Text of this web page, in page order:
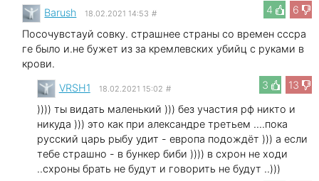
4
6
Barush 18.02.2021 14:53 #
Посочувстауй совку. страшнее страны со времен сссра
ге было и.не бужет из за кремлевских убийц с руками в
крови.
3
13
VRSH1 18.02.2021 15:02 #
)))) ты видать маленький ))) без участия рф никто и
никуда ))) это как при александре третьем ....пока
русский царь рыбу удит - европа подождёт ))) а если
тебе страшно - в бункер биби )))) в схрон не ходи
..схроны брать не будут и говорить не будут ..)))